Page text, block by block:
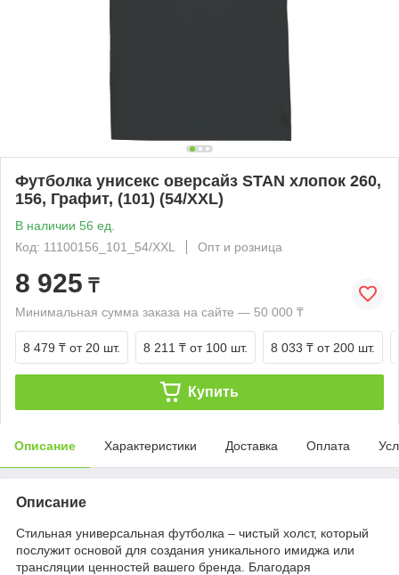
Футболка унисекс оверсайз STAN хлопок 260,
156, Графит, (101) (54/XXL)
В наличии 56 ед.
Код: 11100156_101_54/XXL
Опт и розница
8 925 ₸
Минимальная сумма заказа на сайте — 50 000 ₸
8 479 ₸ от 20 шт. 8 211 ₸ от 100 шт. 8 033 ₸ от 200 шт.
Купить
Описание Характеристики Доставка Оплата
Описание
Стильная универсальная футболка – чистый холст, который
послужит основой для создания уникального имиджа или
трансляции ценностей вашего бренда. Благодаря